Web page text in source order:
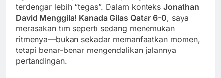
terdengar lebih “tegas”. Dalam konteks Jonathan
David Menggila! Kanada Gilas Qatar 6-0, saya
merasakan tim seperti sedang menemukan
ritmenya—bukan sekadar memanfaatkan momen,
tetapi benar-benar mengendalikan jalannya
pertandingan.